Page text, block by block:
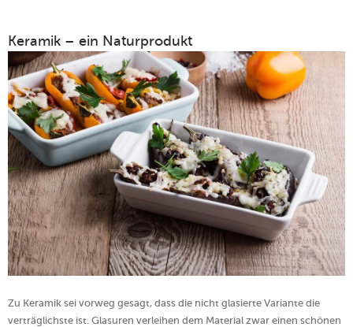
Keramik – ein Naturprodukt
Zu Keramik sei vorweg gesagt, dass die nicht glasierte Variante die
verträglichste ist. Glasuren verleihen dem Material zwar einen schönen